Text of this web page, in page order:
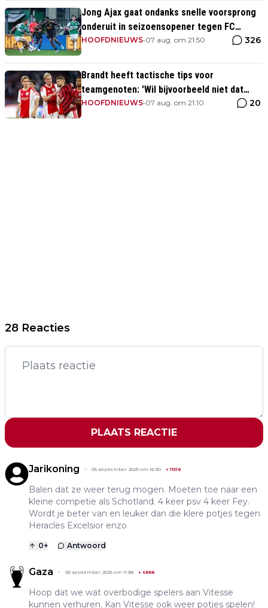
Jong Ajax gaat ondanks snelle voorsprong
onderuit in seizoensopener tegen FC
Dordrecht
HOOFDNIEUWS•07 aug. om 21:50 326
Brandt heeft tactische tips voor
teamgenoten: 'Wil bijvoorbeeld niet dat
Mika te veel naar binnen komt'
HOOFDNIEUWS•07 aug. om 21:10 20
28 Reacties
PLAATS REACTIE
Jarikoning 05 september 2025 om 16:30 +11518
Balen dat ze weer terug mogen. Moeten toe naar een
kleine competie als Schotland. 4 keer psv 4 keer Fey.
Wordt je beter van en leuker dan die klere potjes tegen
Heracles Excelsior enzo
0+ Antwoord
Gaza 05 september 2025 om 11:38 + 6888
Hoop dat we wat overbodige spelers aan Vitesse
kunnen verhuren. Kan Vitesse ook weer potjes spelen!